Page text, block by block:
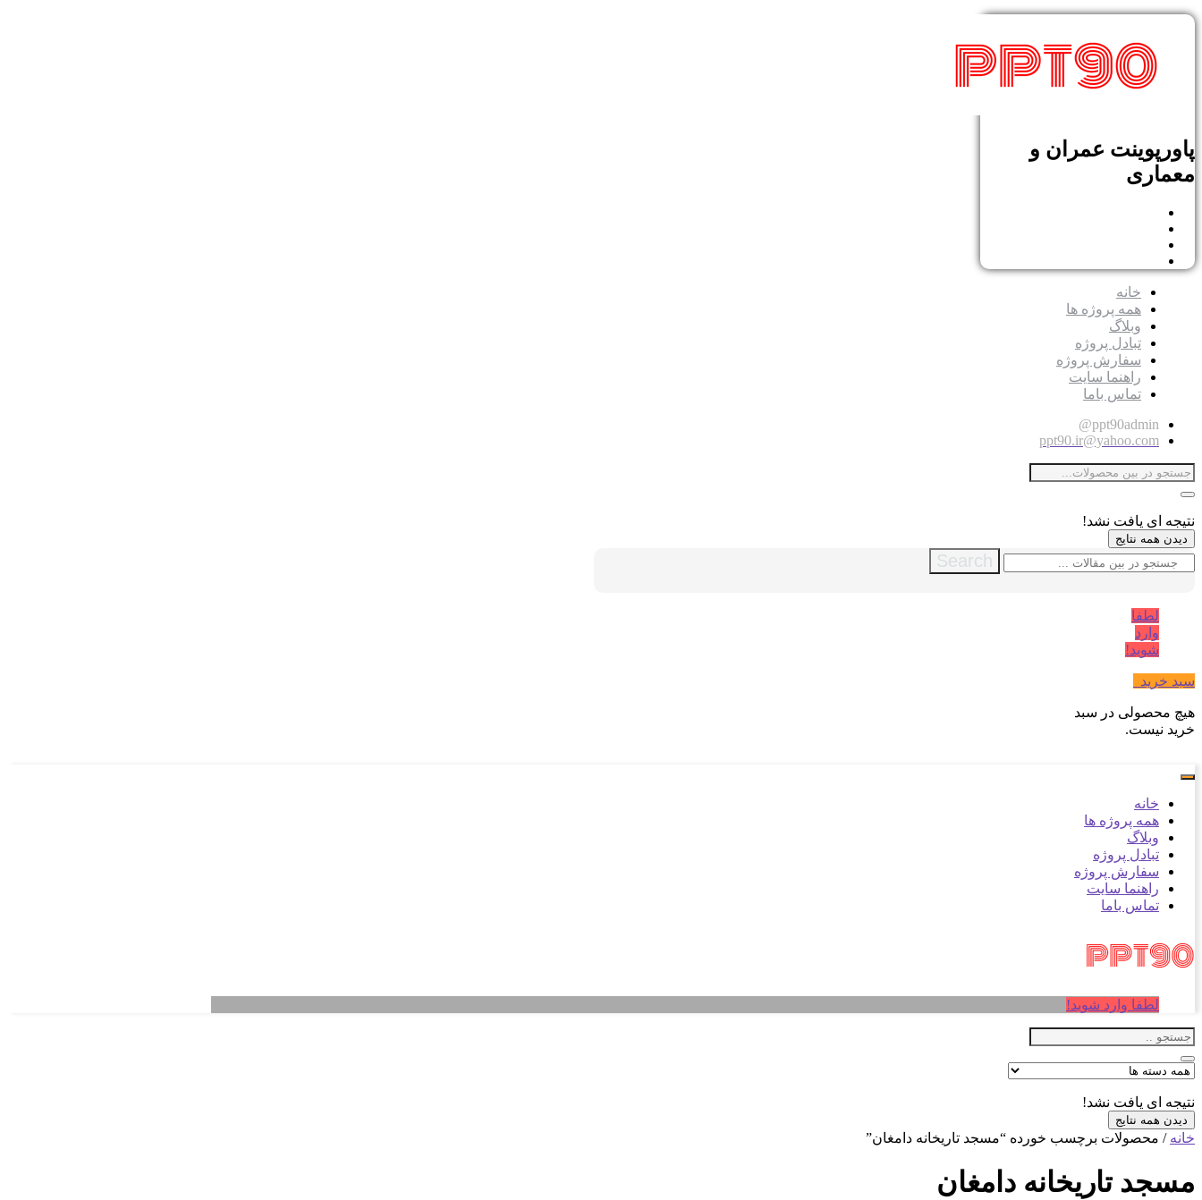
پاورپوینت عمران و
معماری
خانه
همه پروژه ها
وبلاگ
تبادل پروژه
سفارش پروژه
راهنما سایت
تماس باما
ppt90admin@
ppt90.ir@yahoo.com
نتیجه ای یافت نشد!
دیدن همه نتایج
Search
لطفا
وارد
شوید!
سبد خرید
هیچ محصولی در سبد
خرید نیست.
خانه
همه پروژه ها
وبلاگ
تبادل پروژه
سفارش پروژه
راهنما سایت
تماس باما
لطفا وارد شوید!
نتیجه ای یافت نشد!
دیدن همه نتایج
خانه / محصولات برچسب خورده “مسجد تاریخانه دامغان”
مسجد تاریخانه دامغان